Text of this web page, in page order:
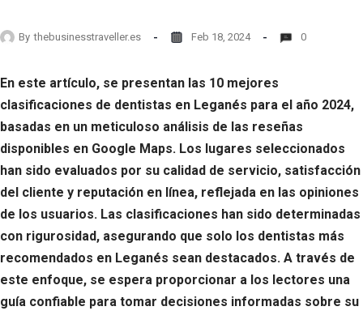
By thebusinesstraveller.es Feb 18, 2024 0
En este artículo, se presentan las 10 mejores
clasificaciones de dentistas en Leganés para el año 2024,
basadas en un meticuloso análisis de las reseñas
disponibles en Google Maps. Los lugares seleccionados
han sido evaluados por su calidad de servicio, satisfacción
del cliente y reputación en línea, reflejada en las opiniones
de los usuarios. Las clasificaciones han sido determinadas
con rigurosidad, asegurando que solo los dentistas más
recomendados en Leganés sean destacados. A través de
este enfoque, se espera proporcionar a los lectores una
guía confiable para tomar decisiones informadas sobre su